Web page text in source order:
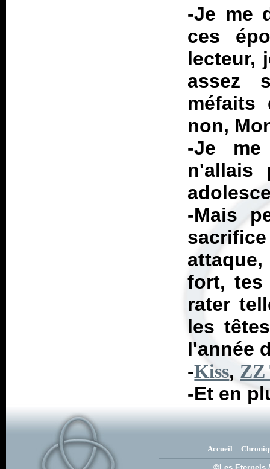
-Je me
ces
lecteur,
assez
méfaits
non,
-Je
n'allais
-Mais
fort, tes
rater
les
l'année
-Kiss, ZZ
-Et en
Accueil